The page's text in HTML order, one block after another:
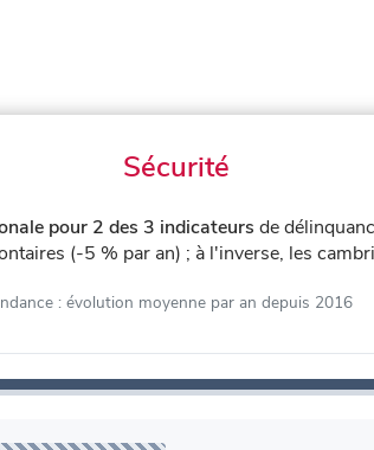
Sécurité
pour 2 des 3 indicateurs de
(-5 % par an) ; à l'inverse, les
: évolution moyenne par an depuis 2016